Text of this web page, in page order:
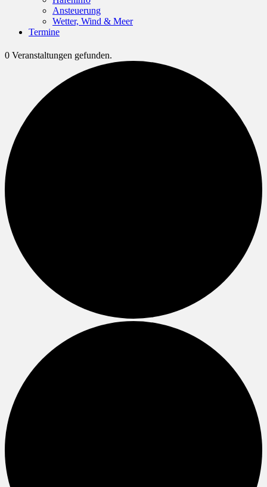
Ansteuerung
Wetter, Wind & Meer
Termine
0 Veranstaltungen gefunden.